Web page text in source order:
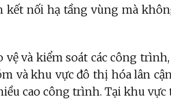
kết nối hạ tầng vùng mà
vệ và kiểm soát các công
và khu vực đô thị hóa lân
cao công trình. Tại khu